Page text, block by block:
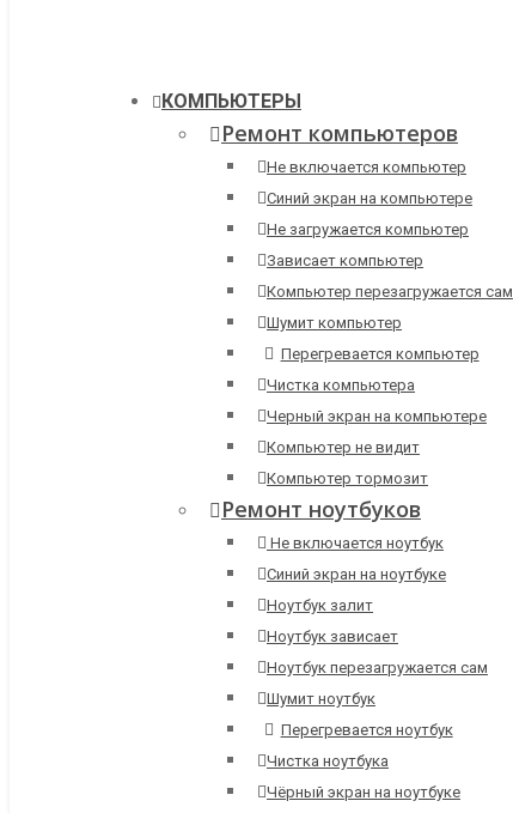
КОМПЬЮТЕРЫ
Ремонт компьютеров
Не включается компьютер
Синий экран на компьютере
Не загружается компьютер
Зависает компьютер
Компьютер перезагружается сам
Шумит компьютер
Перегревается компьютер
Чистка компьютера
Черный экран на компьютере
Компьютер не видит
Компьютер тормозит
Ремонт ноутбуков
Не включается ноутбук
Синий экран на ноутбуке
Ноутбук залит
Ноутбук зависает
Ноутбук перезагружается сам
Шумит ноутбук
Перегревается ноутбук
Чистка ноутбука
Чёрный экран на ноутбуке